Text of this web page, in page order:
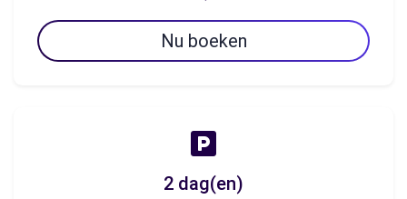
Nu boeken
2 dag(en)